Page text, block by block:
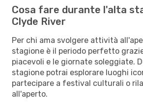
Cosa fare durante l'alta
Clyde River
Per chi ama svolgere attività
stagione è il periodo perfetto
piacevoli e le giornate soleggiate.
stagione potrai esplorare luoghi
partecipare a festival culturali o
all'aperto.